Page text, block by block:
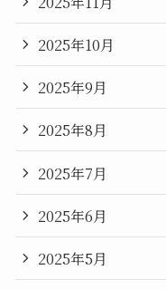
2025年10月
2025年9月
2025年8月
2025年7月
2025年6月
2025年5月